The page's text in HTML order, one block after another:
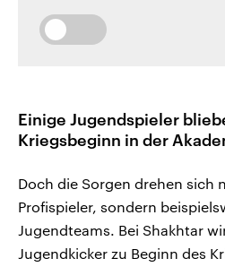
Einige Jugendspieler
Kriegsbeginn in der
Doch die Sorgen drehen sich
Profispieler, sondern
Jugendteams. Bei Shakhtar
Jugendkicker zu Beginn des